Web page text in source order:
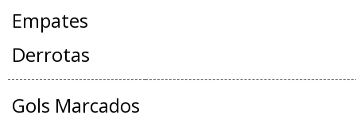
Empates
Derrotas
Gols Marcados